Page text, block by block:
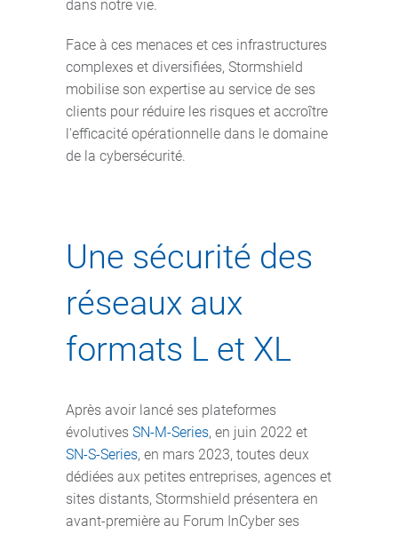
dans notre vie.
Face à ces menaces et ces infrastructures
complexes et diversifiées, Stormshield
mobilise son expertise au service de ses
clients pour réduire les risques et accroître
l'efficacité opérationnelle dans le domaine
de la cybersécurité.
Une sécurité des
réseaux aux
formats L et XL
Après avoir lancé ses plateformes
évolutives SN-M-Series, en juin 2022 et
SN-S-Series, en mars 2023, toutes deux
dédiées aux petites entreprises, agences et
sites distants, Stormshield présentera en
avant-première au Forum InCyber ses